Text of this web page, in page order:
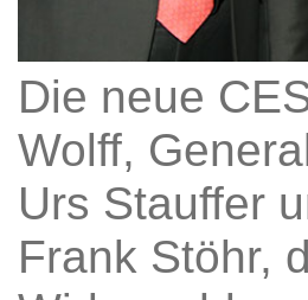
Die neue
Wolff,
Urs Stauffer
Frank Stöhr,